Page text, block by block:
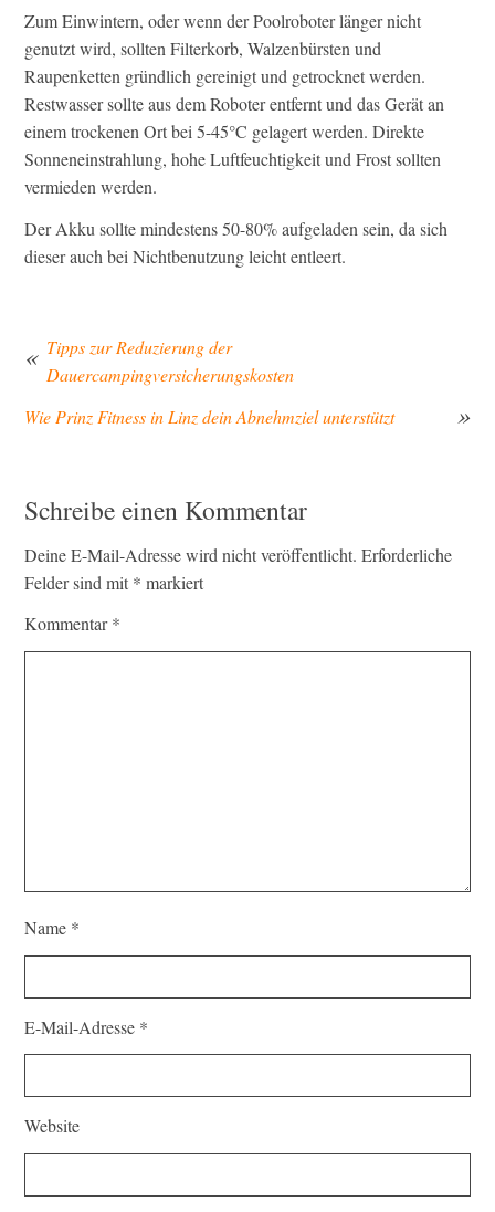
Zum Einwintern, oder wenn der Poolroboter länger nicht
genutzt wird, sollten Filterkorb, Walzenbürsten und
Raupenketten gründlich gereinigt und getrocknet werden.
Restwasser sollte aus dem Roboter entfernt und das Gerät an
einem trockenen Ort bei 5-45°C gelagert werden. Direkte
Sonneneinstrahlung, hohe Luftfeuchtigkeit und Frost sollten
vermieden werden.
Der Akku sollte mindestens 50-80% aufgeladen sein, da sich
dieser auch bei Nichtbenutzung leicht entleert.
Beitragsnavigation
Tipps zur Reduzierung der
Dauercampingversicherungskosten
Wie Prinz Fitness in Linz dein Abnehmziel unterstützt
Schreibe einen Kommentar
Deine E-Mail-Adresse wird nicht veröffentlicht. Erforderliche
Felder sind mit * markiert
Kommentar*
Name *
E-Mail-Adresse *
Website